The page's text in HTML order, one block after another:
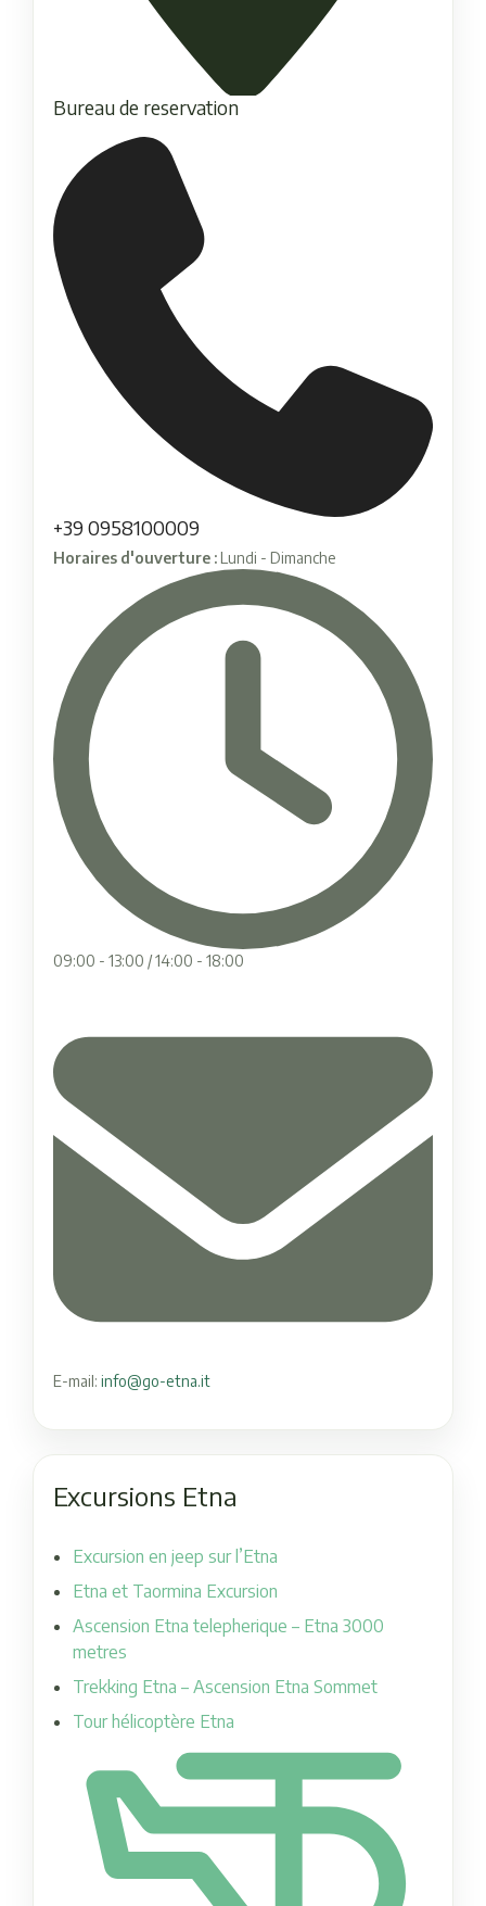
Bureau de reservation
+39 0958100009
Horaires d'ouverture :Lundi - Dimanche
09:00 - 13:00 / 14:00 - 18:00
E-mail: info@go-etna.it
Excursions Etna
Excursion en jeep sur l’Etna
Etna et Taormina Excursion
Ascension Etna telepherique – Etna 3000
metres
Trekking Etna – Ascension Etna Sommet
Tour hélicoptère Etna